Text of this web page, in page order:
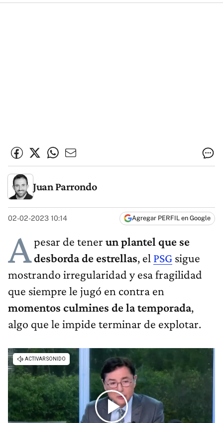
Juan Parrondo
02-02-2023 10:14 Agregar PERFIL en Google
Apesar de tener un plantel que se
desborda de estrellas, el PSG sigue
mostrando irregularidad y esa fragilidad
que siempre le jugó en contra en
momentos culmines de la temporada,
algo que le impide terminar de explotar.